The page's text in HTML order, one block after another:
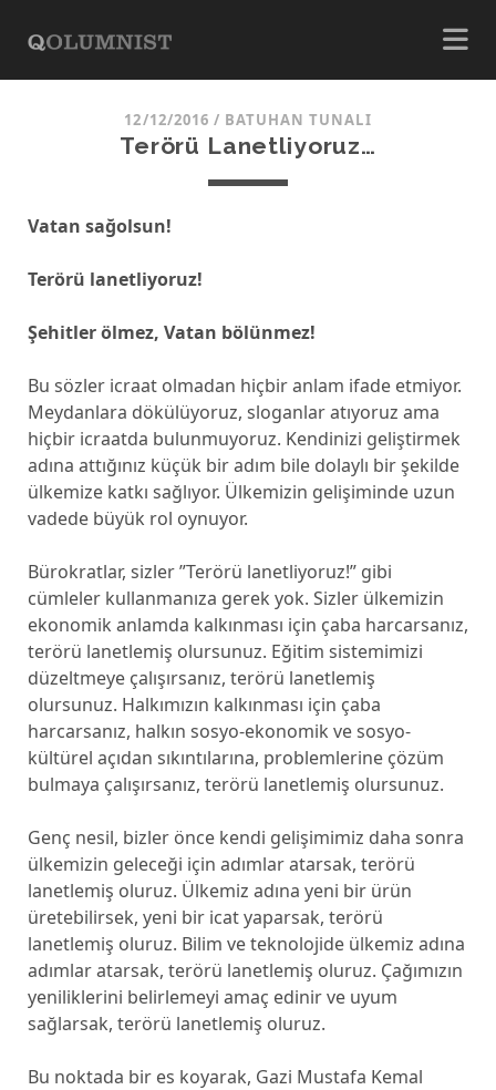
12/12/2016 / BATUHAN TUNALI
Terörü Lanetliyoruz…
Vatan sağolsun!
Terörü lanetliyoruz!
Şehitler ölmez, Vatan bölünmez!
Bu sözler icraat olmadan hiçbir anlam ifade etmiyor.
Meydanlara dökülüyoruz, sloganlar atıyoruz ama
hiçbir icraatda bulunmuyoruz. Kendinizi geliştirmek
adına attığınız küçük bir adım bile dolaylı bir şekilde
ülkemize katkı sağlıyor. Ülkemizin gelişiminde uzun
vadede büyük rol oynuyor.
Bürokratlar, sizler ”Terörü lanetliyoruz!” gibi
cümleler kullanmanıza gerek yok. Sizler ülkemizin
ekonomik anlamda kalkınması için çaba harcarsanız,
terörü lanetlemiş olursunuz. Eğitim sistemimizi
düzeltmeye çalışırsanız, terörü lanetlemiş
olursunuz. Halkımızın kalkınması için çaba
harcarsanız, halkın sosyo-ekonomik ve sosyo-
kültürel açıdan sıkıntılarına, problemlerine çözüm
bulmaya çalışırsanız, terörü lanetlemiş olursunuz.
Genç nesil, bizler önce kendi gelişimimiz daha sonra
ülkemizin geleceği için adımlar atarsak, terörü
lanetlemiş oluruz. Ülkemiz adına yeni bir ürün
üretebilirsek, yeni bir icat yaparsak, terörü
lanetlemiş oluruz. Bilim ve teknolojide ülkemiz adına
adımlar atarsak, terörü lanetlemiş oluruz. Çağımızın
yeniliklerini belirlemeyi amaç edinir ve uyum
sağlarsak, terörü lanetlemiş oluruz.
Bu noktada bir es koyarak, Gazi Mustafa Kemal